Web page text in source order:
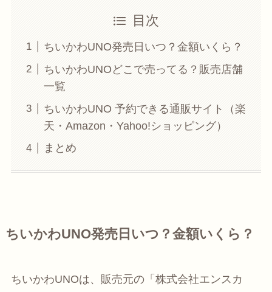
目次
ちいかわUNO発売日いつ？金額いくら？
ちいかわUNOどこで売ってる？販売店舗
一覧
ちいかわUNO 予約できる通販サイト（楽
天・Amazon・Yahoo!ショッピング）
まとめ
ちいかわUNO発売日いつ？金額いくら？
ちいかわUNOは、販売元の「株式会社エンスカ